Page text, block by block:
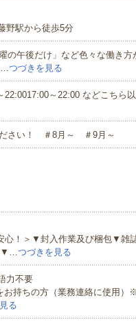
野駅から徒歩5分
の午後だけ」など色々な働き方
…つづきを見る
～22:00 などこちら
さい！ ＃8月～ ＃9月～
心！＞▼封入作業及び梱包▼雑
▼…つづきを見る
力不要
持ちの方（業務連絡に使用）
る